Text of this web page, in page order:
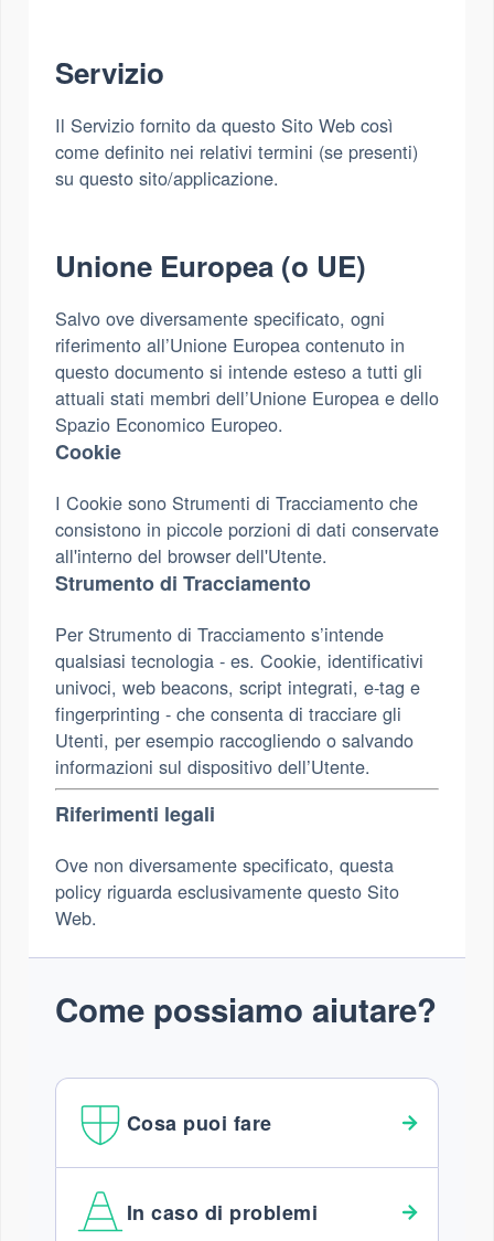
Servizio
Il Servizio fornito da questo Sito Web così
come definito nei relativi termini (se presenti)
su questo sito/applicazione.
Unione Europea (o UE)
Salvo ove diversamente specificato, ogni
riferimento all’Unione Europea contenuto in
questo documento si intende esteso a tutti gli
attuali stati membri dell’Unione Europea e dello
Spazio Economico Europeo.
Cookie
I Cookie sono Strumenti di Tracciamento che
consistono in piccole porzioni di dati conservate
all'interno del browser dell'Utente.
Strumento di Tracciamento
Per Strumento di Tracciamento s’intende
qualsiasi tecnologia - es. Cookie, identificativi
univoci, web beacons, script integrati, e-tag e
fingerprinting - che consenta di tracciare gli
Utenti, per esempio raccogliendo o salvando
informazioni sul dispositivo dell’Utente.
Riferimenti legali
Ove non diversamente specificato, questa
policy riguarda esclusivamente questo Sito
Web.
Come possiamo aiutare?
Cosa puoi fare
In caso di problemi